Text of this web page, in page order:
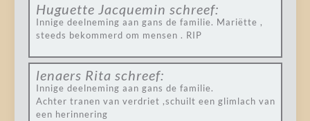
Huguette Jacquemin schreef:
Innige deelneming aan gans de familie. Mariëtte ,
steeds bekommerd om mensen . RIP
lenaers Rita schreef:
Innige deelneming aan gans de familie.
Achter tranen van verdriet ,schuilt een glimlach van
een herinnering